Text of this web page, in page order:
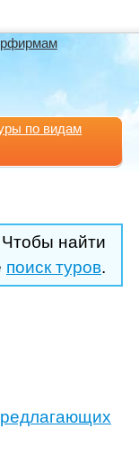
по видам
найти
поиск туров.